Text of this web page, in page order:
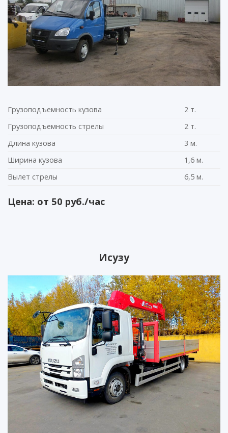
Грузоподъемность кузова
2 т.
Грузоподъемность стрелы
2 т.
Длина кузова
3 м.
Ширина кузова
1,6 м.
Вылет стрелы
6,5 м.
Цена: от 50 руб./час
Исузу